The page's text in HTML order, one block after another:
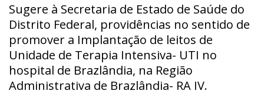
Sugere à Secretaria de Estado de Saúde do
Distrito Federal, providências no sentido de
promover a Implantação de leitos de
Unidade de Terapia Intensiva- UTI no
hospital de Brazlândia, na Região
Administrativa de Brazlândia- RA IV.